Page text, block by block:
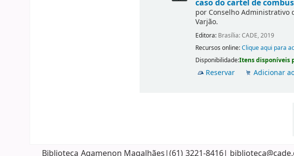
caso do cartel de
por Conselho Administrativo
Varjão.
Editora: Brasília: CADE, 2019
Recursos online:Clique aqui para
Disponibilidade:Itens disponíveis
Reservar Adicionar